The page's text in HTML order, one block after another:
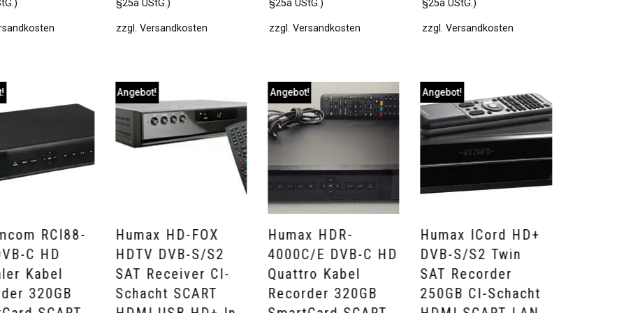
§25a UStG.)
zzgl. Versandkosten
§25a UStG.)
zzgl. Versandkosten
§25a UStG.)
zzgl. Versandkosten
RCI88-
C HD
Kabel
320GB
Angebot!
Humax HD-FOX
HDTV DVB-S/S2
SAT Receiver CI-
Schacht SCART
Angebot!
Humax HDR-
4000C/E DVB-C HD
Quattro Kabel
Recorder 320GB
Angebot!
Humax ICord HD+
DVB-S/S2 Twin
SAT Recorder
250GB CI-Schacht